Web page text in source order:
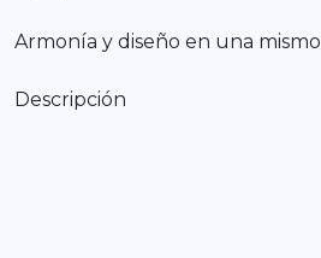
Armonía y diseño en una mismo
Descripción